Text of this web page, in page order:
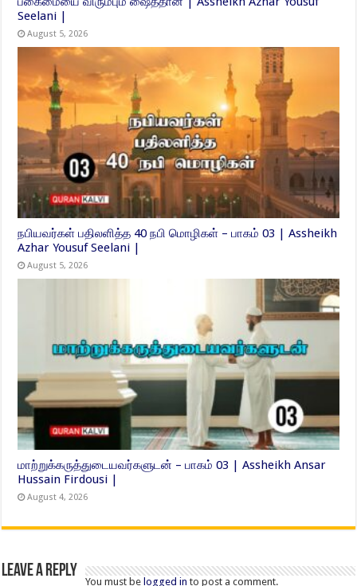
Seelani |
August 5, 2026
நபியவர்கள் பதிலளித்த 40 நபி மொழிகள் – பாகம் 03 | Assheikh
Azhar Yousuf Seelani |
August 5, 2026
மாற்றுக்கருத்துடையவர்களுடன் – பாகம் 03 | Assheikh Ansar
Hussain Firdousi |
August 4, 2026
Leave a Reply
You must belogged in to post a comment.